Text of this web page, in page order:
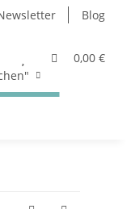
Blog
0,00 €